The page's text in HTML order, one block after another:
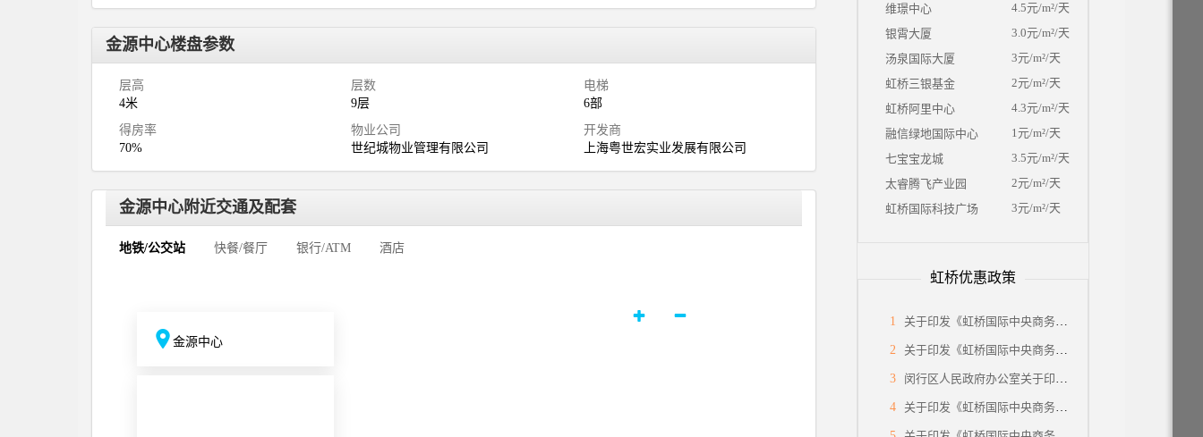
金源中心楼盘参数
层高
4米
层数
9层
电梯
6部
得房率
70%
物业公司
世纪城物业管理有限公司
开发商
上海粤世宏实业发展有限公司
金源中心附近交通及配套
地铁/公交站 快餐/餐厅 银行/ATM 酒店
金源中心
维璟中心
4.5元/m²/天
银霄大厦
3.0元/m²/天
汤泉国际大厦
3元/m²/天
虹桥三银基金
2元/m²/天
虹桥阿里中心
4.3元/m²/天
融信绿地国际中心
1元/m²/天
七宝宝龙城
3.5元/m²/天
太睿腾飞产业园
2元/m²/天
虹桥国际科技广场
3元/m²/天
虹桥优惠政策
1 关于印发《虹桥国际中央商务区关于低空经济高质量发展的支持政策》的通知
2 关于印发《虹桥国际中央商务区关于特色产业园区高质量发展的支持政策》的通知
3 闵行区人民政府办公室关于印发《2025年虹桥国际中央商务区（闵行部分）建设行动方案》的通知
4 关于印发《虹桥国际中央商务区关于加快发展法律服务业，打造涉外法律服务高地的支持政策 (试行)》的通知